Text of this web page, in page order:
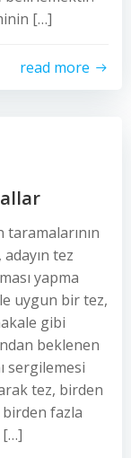
[…]
read more
tez
yapma
uygun bir tez,
gibi
beklenen
sergilemesi
tez, birden
fazla
[…]